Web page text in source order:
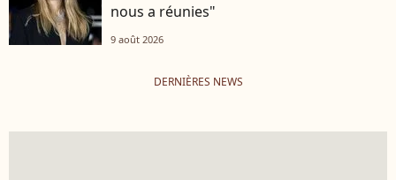
nous a réunies"
9 août 2026
DERNIÈRES NEWS